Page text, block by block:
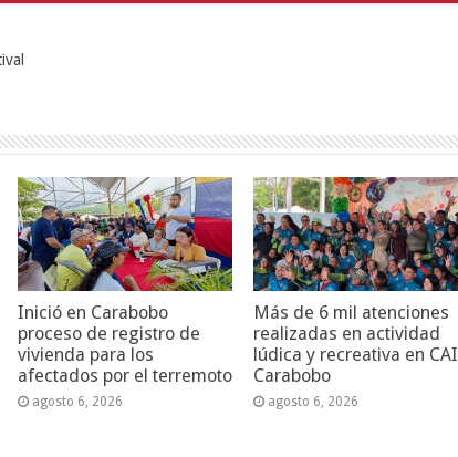
Inició en Carabobo
proceso de registro de
vivienda para los
afectados por el terremoto
agosto 6, 2026
Más de 6 mil atenciones
realizadas en actividad
lúdica y recreativa en CAI
Carabobo
agosto 6, 2026